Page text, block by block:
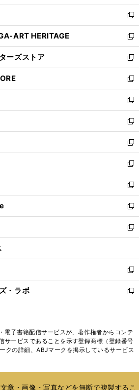
ウ
で
開
く
ン
ド
ウ
で
開
く
新
し
い
ウ
ィ
ン
ド
ウ
で
開
く
ART HERITAGE
新
し
い
ウ
ィ
ン
ド
ウ
で
開
く
ーズストア
新
し
い
ウ
ィ
ン
ド
ウ
で
開
く
新
し
い
ウ
ィ
ン
ド
ウ
で
開
く
新
し
い
ウ
ィ
ン
ド
ウ
で
開
く
新
し
い
ウ
ィ
ン
ド
ウ
で
開
く
新
し
い
ウ
ィ
ン
ド
ウ
で
開
新
し
い
ウ
ィ
ン
ド
ウ
開
く
新
し
い
ウ
ィ
ン
ウ
で
開
く
新
し
い
ウ
ン
ド
ウ
で
新
し
ウ
ィ
ン
ド
く
新
し
い
ド
ウ
で
・ラボ
新
ィ
ン
ド
開
電子書籍配信サービスが、著作権者からコンテ
サービスであることを示す登録商標（登録番号
クの詳細、ABJマークを掲示しているサービス
章・画像・写真などを無断で複製するこ